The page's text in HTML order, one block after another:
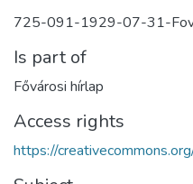
725-091-1929-07-31-
Is part of
Fővárosi hírlap
Access rights
https://